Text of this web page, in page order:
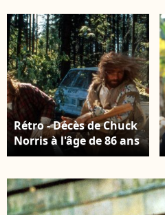
Rétro - Décès de Chuck
Norris à l'âge de 86 ans
© Bestimage